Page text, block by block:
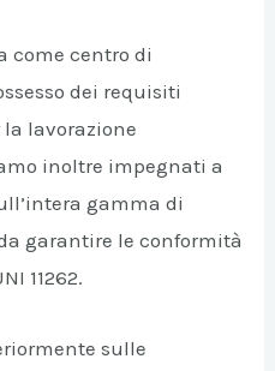
come centro di
dei requisiti
lavorazione
inoltre impegnati a
gamma di
garantire le conformità
11262.
sulle